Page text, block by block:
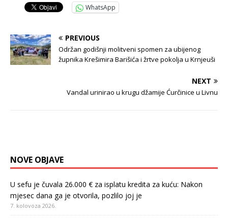
WhatsApp
PREVIOUS
Održan godišnji molitveni spomen za ubijenog
župnika Krešimira Barišića i žrtve pokolja u Krnjeuši
NEXT
Vandal urinirao u krugu džamije Ćurčinice u Livnu
NOVE OBJAVE
U sefu je čuvala 26.000 € za isplatu kredita za kuću: Nakon
mjesec dana ga je otvorila, pozlilo joj je
7. kolovoza 2026.